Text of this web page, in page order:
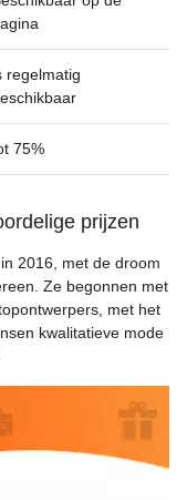
regelmatig
75%
prijzen
2016, met de droom
Ze begonnen met
met het
kwalitatieve mode